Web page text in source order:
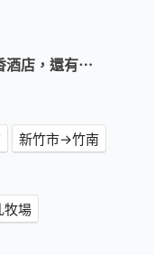
酒店，還有⋯
新竹市→竹南
牧場